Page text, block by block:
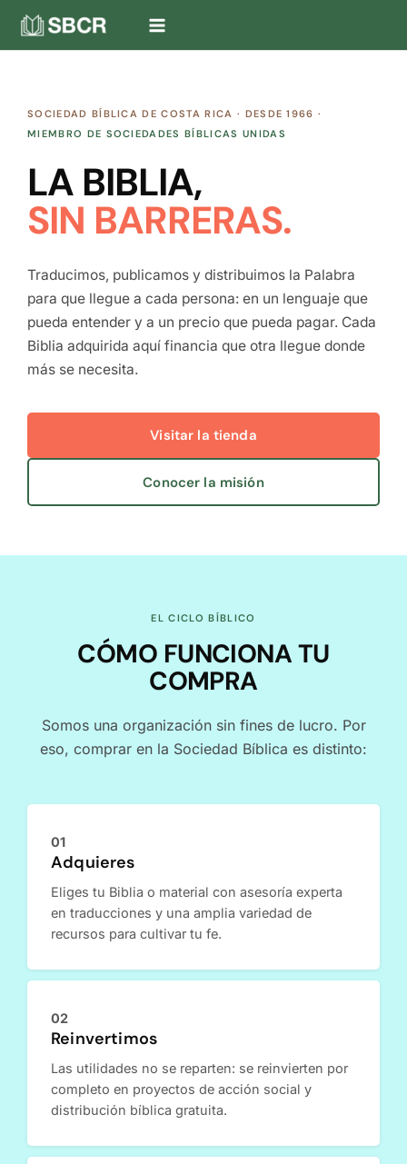
contenido
SOCIEDAD BÍBLICA DE COSTA RICA · DESDE 1966 ·
MIEMBRO DE SOCIEDADES BÍBLICAS UNIDAS
LA BIBLIA,
SIN BARRERAS.
Traducimos, publicamos y distribuimos la Palabra
para que llegue a cada persona: en un lenguaje que
pueda entender y a un precio que pueda pagar. Cada
Biblia adquirida aquí financia que otra llegue donde
más se necesita.
Visitar la tienda
Conocer la misión
EL CICLO BÍBLICO
CÓMO FUNCIONA TU
COMPRA
Somos una organización sin fines de lucro. Por
eso, comprar en la Sociedad Bíblica es distinto:
01
Adquieres
Eliges tu Biblia o material con asesoría experta
en traducciones y una amplia variedad de
recursos para cultivar tu fe.
02
Reinvertimos
Las utilidades no se reparten: se reinvierten por
completo en proyectos de acción social y
distribución bíblica gratuita.